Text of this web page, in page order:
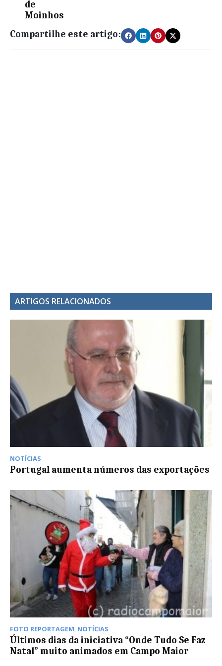
de
Moinhos
Compartilhe este artigo:
ARTIGOS RELACIONADOS
NOTÍCIAS
Portugal aumenta números das exportações
FOTO REPORTAGEM, NOTÍCIAS
Últimos dias da iniciativa “Onde Tudo Se Faz
Natal” muito animados em Campo Maior